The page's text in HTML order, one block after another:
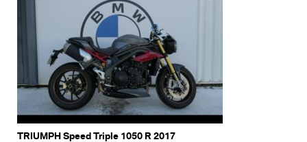
TRIUMPH Speed Triple 1050 R 2017